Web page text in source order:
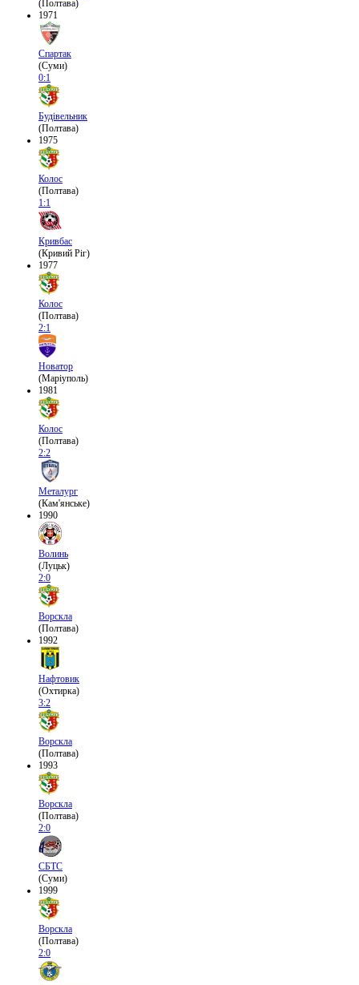
(Полтава)
1971
Спартак
(Суми)
0:1
Будівельник
(Полтава)
1975
Колос
(Полтава)
1:1
Кривбас
(Кривий Ріг)
1977
Колос
(Полтава)
2:1
Новатор
(Маріуполь)
1981
Колос
(Полтава)
2:2
Металург
(Кам'янське)
1990
Волинь
(Луцьк)
2:0
Ворскла
(Полтава)
1992
Нафтовик
(Охтирка)
3:2
Ворскла
(Полтава)
1993
Ворскла
(Полтава)
2:0
СБТС
(Суми)
1999
Ворскла
(Полтава)
2:0